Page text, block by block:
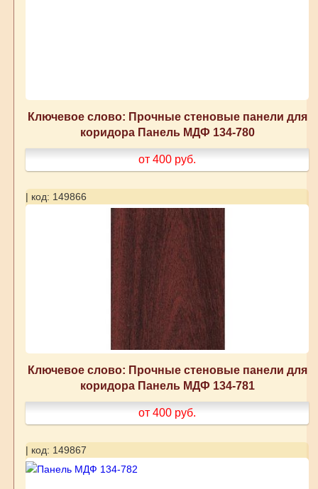
Ключевое слово: Прочные стеновые панели для
коридора Панель МДФ 134-780
от 400 руб.
| код: 149866
Ключевое слово: Прочные стеновые панели для
коридора Панель МДФ 134-781
от 400 руб.
| код: 149867